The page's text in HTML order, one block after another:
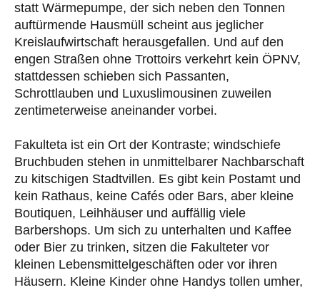
statt Wärmepumpe, der sich neben den Tonnen
auftürmende Hausmüll scheint aus jeglicher
Kreislaufwirtschaft herausgefallen. Und auf den
engen Straßen ohne Trottoirs verkehrt kein ÖPNV,
stattdessen schieben sich Passanten,
Schrottlauben und Luxuslimousinen zuweilen
zentimeterweise aneinander vorbei.
Fakulteta ist ein Ort der Kontraste; windschiefe
Bruchbuden stehen in unmittelbarer Nachbarschaft
zu kitschigen Stadtvillen. Es gibt kein Postamt und
kein Rathaus, keine Cafés oder Bars, aber kleine
Boutiquen, Leihhäuser und auffällig viele
Barbershops. Um sich zu unterhalten und Kaffee
oder Bier zu trinken, sitzen die Fakulteter vor
kleinen Lebensmittelgeschäften oder vor ihren
Häusern. Kleine Kinder ohne Handys tollen umher,